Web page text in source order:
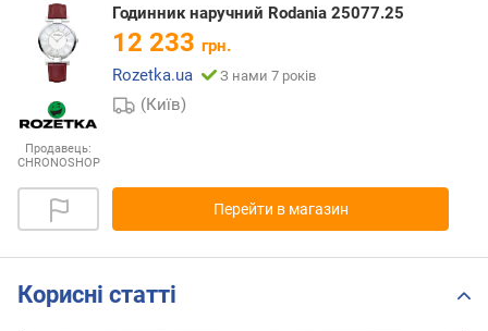
Продавець:
CHRONOSHOP
Годинник наручний Rodania 25077.25
12 233 грн.
Rozetka.ua
З нами 7 років
(Київ)
Перейти в магазин
Корисні статті